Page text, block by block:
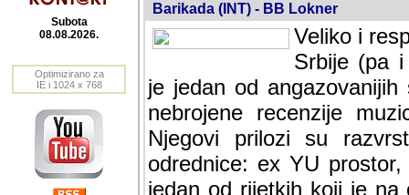
Subota
08.08.2026.
Optimizirano za
IE i 1024 x 768
Barikada (INT) - BB Lokner
Veliko i
Srbije (pa i
jedan od angazovanijih
nebrojene recenzije
Njegovi prilozi su
odrednice: ex YU
jedan od rijetkih koji je